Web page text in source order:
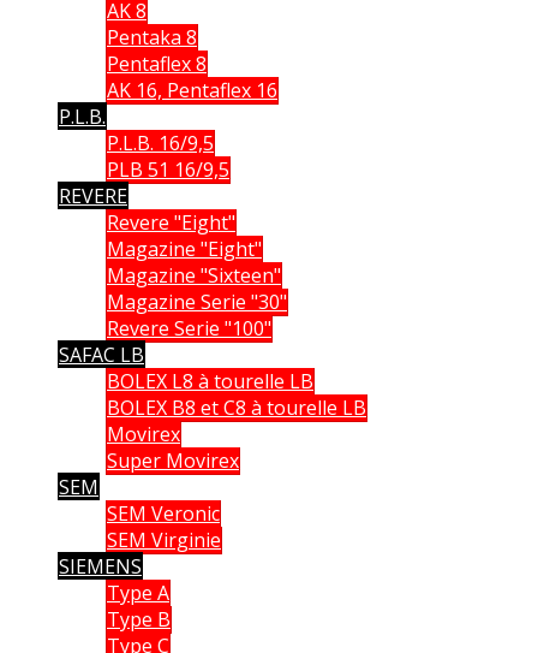
AK 8
Pentaka 8
Pentaflex 8
AK 16, Pentaflex 16
P.L.B.
P.L.B. 16/9,5
PLB 51 16/9,5
REVERE
Revere "Eight"
Magazine "Eight"
Magazine "Sixteen"
Magazine Serie "30"
Revere Serie "100"
SAFAC LB
BOLEX L8 à tourelle LB
BOLEX B8 et C8 à tourelle LB
Movirex
Super Movirex
SEM
SEM Veronic
SEM Virginie
SIEMENS
Type A
Type B
Type C